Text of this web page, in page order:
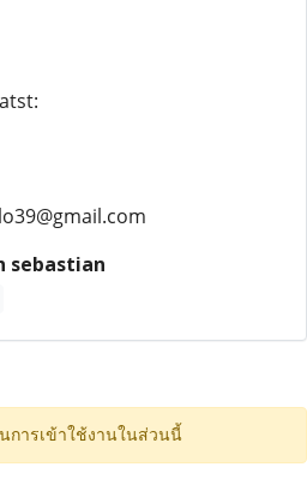
sebastian
การเข้าใช้งานในส่วนนี้